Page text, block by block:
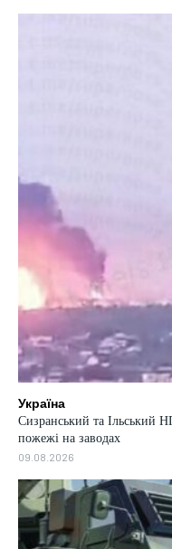
Україна
Сизранський та Ільський
пожежі на заводах
09.08.2026